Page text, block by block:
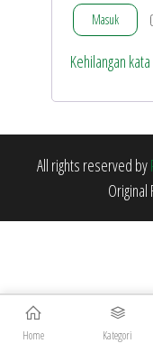
Masuk
Kehilangan
Home Kategori
All rights reserved by
Original